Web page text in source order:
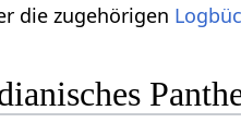
die zugehörigen